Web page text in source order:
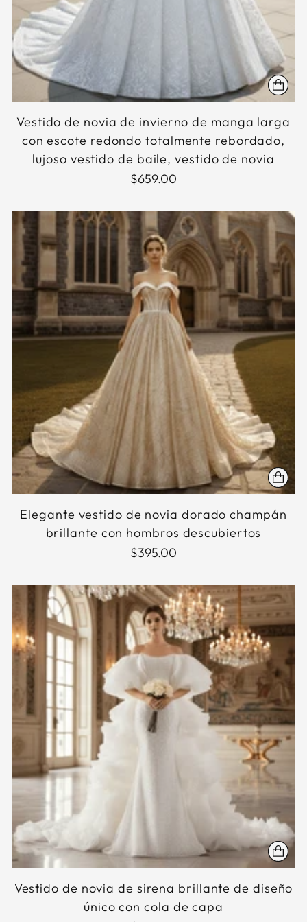
Vestido de novia de invierno de manga larga
con escote redondo totalmente rebordado,
lujoso vestido de baile, vestido de novia
$659.00
Elegante vestido de novia dorado champán
brillante con hombros descubiertos
$395.00
Vestido de novia de sirena brillante de diseño
único con cola de capa